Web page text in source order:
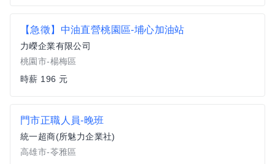
【急徵】中油直營桃園區-埔心加油站
力嶸企業有限公司
桃園市-楊梅區
時薪 196 元
門市正職人員-晚班
統一超商(所魅力企業社)
高雄市-苓雅區